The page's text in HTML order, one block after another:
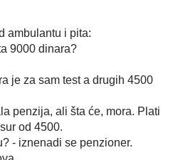
ambulantu i pita:
9000 dinara?
je za sam test a drugih 4500
penzija, ali šta će, mora. Plati
od 4500.
- iznenadi se penzioner.